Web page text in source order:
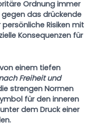
Ordnung immer
gegen das drückende
Risiken mit
Konsequenzen für
einem tiefen
Freiheit und
strengen Normen
für den inneren
dem Druck einer